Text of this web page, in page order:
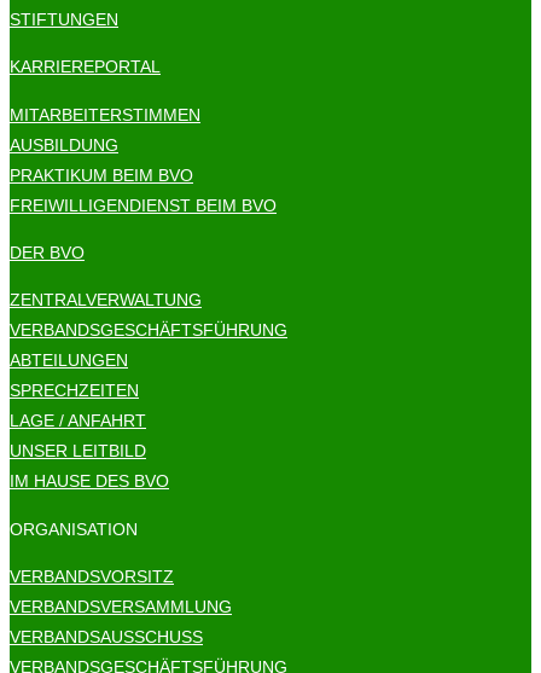
STIFTUNGEN
KARRIEREPORTAL
MITARBEITERSTIMMEN
AUSBILDUNG
PRAKTIKUM BEIM BVO
FREIWILLIGENDIENST BEIM BVO
DER BVO
ZENTRALVERWALTUNG
VERBANDSGESCHÄFTSFÜHRUNG
ABTEILUNGEN
SPRECHZEITEN
LAGE / ANFAHRT
UNSER LEITBILD
IM HAUSE DES BVO
ORGANISATION
VERBANDSVORSITZ
VERBANDSVERSAMMLUNG
VERBANDSAUSSCHUSS
VERBANDSGESCHÄFTSFÜHRUNG